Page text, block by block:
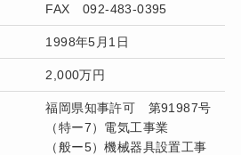
FAX 092-483-0395
1998年5月1日
2,000万円
福岡県知事許可 第91987号
（特ー7）電気工事業
（般ー5）機械器具設置工事